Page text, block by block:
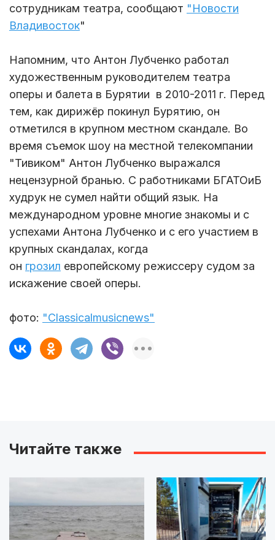
сотрудникам театра, сообщают "Новости
Владивосток"
Напомним, что Антон Лубченко работал
художественным руководителем театра
оперы и балета в Бурятии в 2010-2011 г. Перед
тем, как дирижёр покинул Бурятию, он
отметился в крупном местном скандале. Во
время съемок шоу на местной телекомпании
"Тивиком" Антон Лубченко выражался
нецензурной бранью. С работниками БГАТОиБ
худрук не сумел найти общий язык. На
международном уровне многие знакомы и с
успехами Антона Лубченко и с его участием в
крупных скандалах, когда
он грозил европейскому режиссеру судом за
искажение своей оперы.
фото: "Сlassicalmusicnews"
Читайте также